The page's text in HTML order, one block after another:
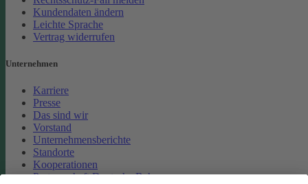
Kundendaten ändern
Leichte Sprache
Vertrag widerrufen
Unternehmen
Karriere
Presse
Das sind wir
Vorstand
Unternehmensberichte
Standorte
Kooperationen
Partnerschaft Deutsche Bahn